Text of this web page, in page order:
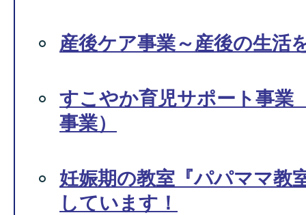
産後ケア事業～産後の生活
すこやか育児サポート事業
事業）
妊娠期の教室『パパママ教
しています！